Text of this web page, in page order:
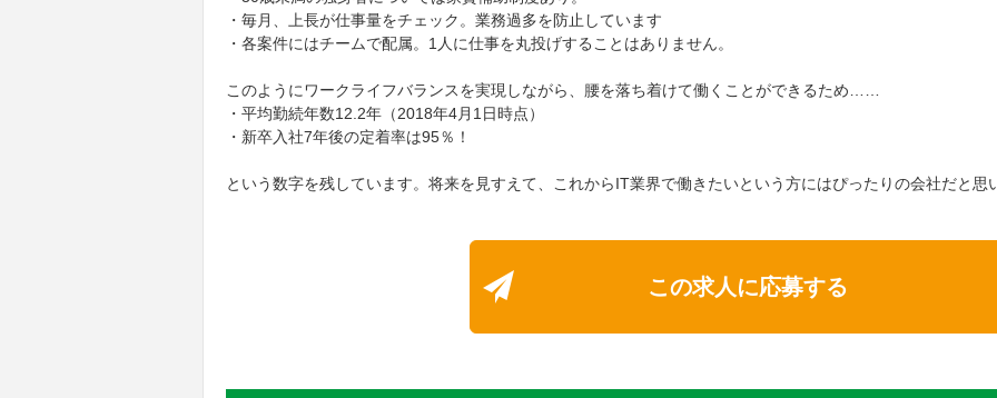
・毎月、上長が仕事量をチェック。業務過多を防止しています
・各案件にはチームで配属。1人に仕事を丸投げすることはありません。
このようにワークライフバランスを実現しながら、腰を落ち着けて働くことができるため……
・平均勤続年数12.2年（2018年4月1日時点）
・新卒入社7年後の定着率は95％！
という数字を残しています。将来を見すえて、これからIT業界で働きたいという方にはぴったりの会社だと思
この求人に応募する